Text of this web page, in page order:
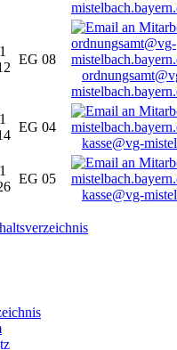
EG 08
EG 04
kasse@vg-
EG 05
kasse@vg-